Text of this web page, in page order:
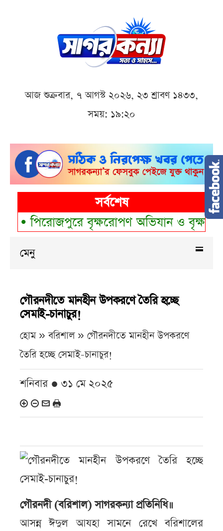
আজ শুক্রবার, ৭ আগস্ট ২০২৬, ২৩ শ্রাবণ ১৪৩৩,
সময়: ১৯:২০
সর্বশেষ
পিরোজপুরে বৃক্ষরোপণ অভিযান ও
মেনু
গৌরনদীতে মানহীন উপকরণে তৈরি হচ্ছে
সেমাই-চানাচুর!
হোম » বরিশাল » গৌরনদীতে মানহীন উপকরণে
তৈরি হচ্ছে সেমাই-চানাচুর!
শনিবার ● ৩১ মে ২০২৫
গৌরনদী (বরিশাল) সাগরকন্যা প্রতিনিধি॥
আসন্ন ঈদুল আযহা সামনে রেখে বরিশালের